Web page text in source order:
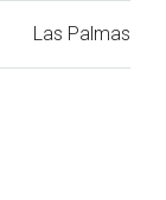
Las Palmas